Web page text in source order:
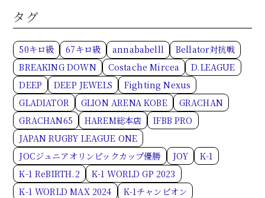
タグ
50キロ級 67キロ級 annababelll
Bellator対抗戦
BREAKING DOWN
Costache Mircea
D.LEAGUE
DEEP
DEEP JEWELS
Fighting Nexus
GLADIATOR
GLION ARENA KOBE
GRACHAN
GRACHAN65
HAREM総本店
IFBB PRO
JAPAN RUGBY LEAGUE ONE
JOCジュニアオリンピックカップ優勝
JOY
K-1
K-1 ReBIRTH.2
K-1 WORLD GP 2023
K-1 WORLD MAX 2024
K-1チャンピオン